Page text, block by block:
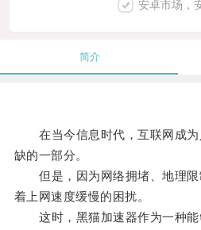
安卓市场，
简介
在当今信息时代，互联网成为
缺的一部分。
但是，因为网络拥堵、地理限
着上网速度缓慢的困扰。
这时，黑猫加速器作为一种能